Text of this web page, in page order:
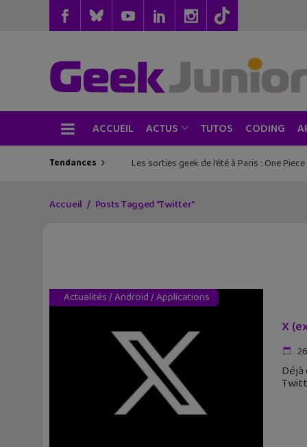
ACCUEIL ACTUS TUTOS CODING
Tendances Les sorties geek de l’été à Paris : One
Accueil Posts Tagged "Twitter"
Actualités/Android/Applications
X